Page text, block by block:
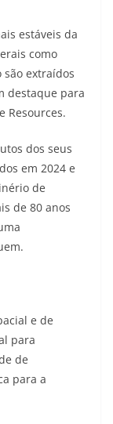
estáveis da
como
extraídos
destaque para
Resources.
dos seus
em 2024 e
de
de 80 anos
e de
para
de
para a